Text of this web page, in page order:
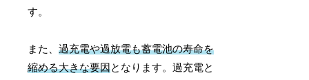
す。
また、過充電や過放電も蓄電池の寿命を
縮める大きな要因となります。過充電と